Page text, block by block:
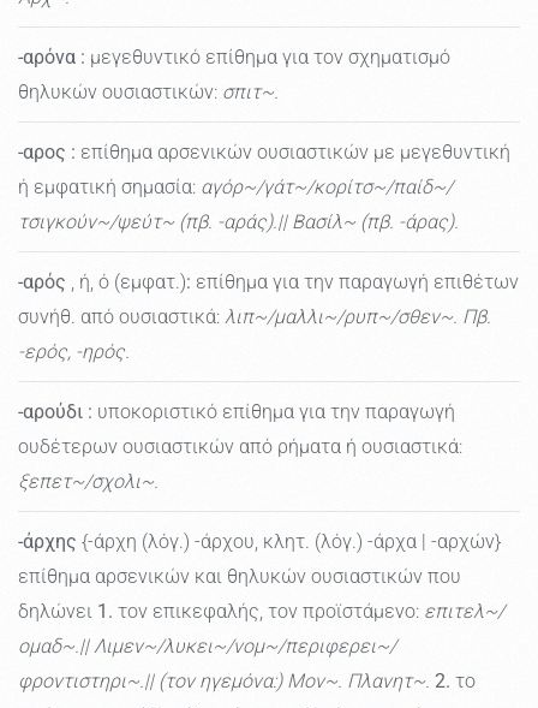
-αρόνα : μεγεθυντικό επίθημα για τον σχηματισμό
θηλυκών ουσιαστικών: σπιτ~.
-αρος : επίθημα αρσενικών ουσιαστικών με μεγεθυντική
ή εμφατική σημασία: αγόρ~/γάτ~/κορίτσ~/παίδ~/
τσιγκούν~/ψεύτ~ (πβ. -αράς).|| Βασίλ~ (πβ. -άρας).
-αρός , ή, ό (εμφατ.): επίθημα για την παραγωγή επιθέτων
συνήθ. από ουσιαστικά: λιπ~/μαλλι~/ρυπ~/σθεν~. Πβ.
-ερός, -ηρός.
-αρούδι : υποκοριστικό επίθημα για την παραγωγή
ουδέτερων ουσιαστικών από ρήματα ή ουσιαστικά:
ξεπετ~/σχολι~.
-άρχης {-άρχη (λόγ.) -άρχου, κλητ. (λόγ.) -άρχα | -αρχών}
επίθημα αρσενικών και θηλυκών ουσιαστικών που
δηλώνει 1. τον επικεφαλής, τον προϊστάμενο: επιτελ~/
ομαδ~.|| Λιμεν~/λυκει~/νομ~/περιφερει~/
φροντιστηρι~.|| (τον ηγεμόνα:) Μον~. Πλανητ~. 2. το